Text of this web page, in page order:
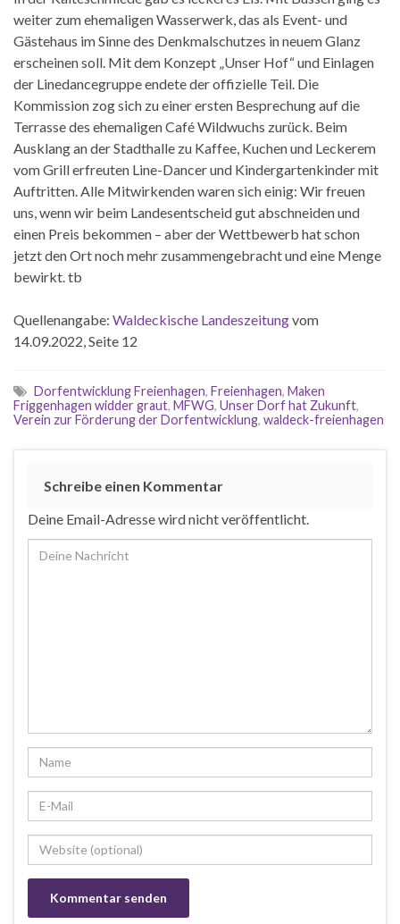
weiter zum ehemaligen Wasserwerk, das als Event- und
Gästehaus im Sinne des Denkmalschutzes in neuem Glanz
erscheinen soll. Mit dem Konzept „Unser Hof“ und Einlagen
der Linedancegruppe endete der offizielle Teil. Die
Kommission zog sich zu einer ersten Besprechung auf die
Terrasse des ehemaligen Café Wildwuchs zurück. Beim
Ausklang an der Stadthalle zu Kaffee, Kuchen und Leckerem
vom Grill erfreuten Line-Dancer und Kindergartenkinder mit
Auftritten. Alle Mitwirkenden waren sich einig: Wir freuen
uns, wenn wir beim Landesentscheid gut abschneiden und
einen Preis bekommen – aber der Wettbewerb hat schon
jetzt den Ort noch mehr zusammengebracht und eine Menge
bewirkt. tb
Quellenangabe: Waldeckische Landeszeitungvom
14.09.2022, Seite 12
Dorfentwicklung Freienhagen, Freienhagen, Maken
Friggenhagen widder graut, MFWG, Unser Dorf hat Zukunft,
Verein zur Förderung der Dorfentwicklung, waldeck-freienhagen
Schreibe einen Kommentar
Deine Email-Adresse wird nicht veröffentlicht.